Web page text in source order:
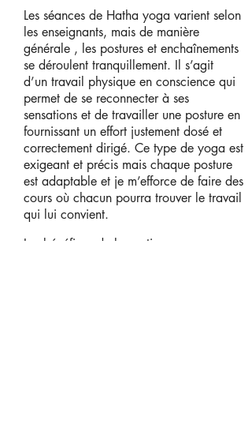
Les séances de Hatha yoga varient selon
les enseignants, mais de manière
générale , les postures et enchaînements
se déroulent tranquillement. Il s’agit
d’un travail physique en conscience qui
permet de se reconnecter à ses
sensations et de travailler une posture en
fournissant un effort justement dosé et
correctement dirigé. Ce type de yoga est
exigeant et précis mais chaque posture
est adaptable et je m’efforce de faire des
cours où chacun pourra trouver le travail
qui lui convient.
Les bénéfices de la pratique